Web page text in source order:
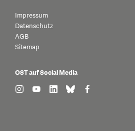
Impressum
Datenschutz
AGB
Sitemap
OST auf Social Media
find us on: instagram
find us on: youtube
find us on: linkedin
find us on:find us on: